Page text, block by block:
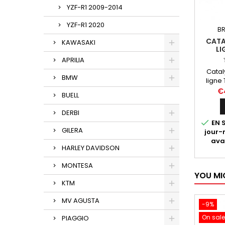
YZF-R1 2009-2014
YZF-R1 2020
KAWASAKI
APRILIA
BMW
BUELL
DERBI
GILERA
HARLEY DAVIDSON
MONTESA
KTM
MV AGUSTA
PIAGGIO
ligne
 EN
jour-
YOU
-9%
On